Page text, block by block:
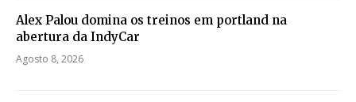
Alex Palou domina os treinos em portland na
abertura da IndyCar
Agosto 8, 2026